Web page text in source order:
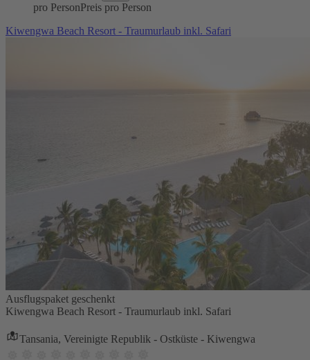
pro PersonPreis pro Person
Kiwengwa Beach Resort - Traumurlaub inkl. Safari
Ausflugspaket geschenkt
Kiwengwa Beach Resort - Traumurlaub inkl. Safari
Tansania, Vereinigte Republik - Ostküste - Kiwengwa